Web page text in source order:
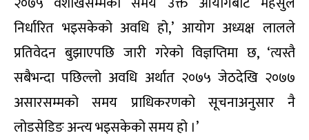
निर्धारित भइसकेको अवधि हो,’ आयोग अध्यक्ष लालले
प्रतिवेदन बुझाएपछि जारी गरेको विज्ञप्तिमा छ, ‘त्यस्तै
सबैभन्दा पछिल्लो अवधि अर्थात २०७५ जेठदेखि २०७७
असारसम्मको समय प्राधिकरणको सूचनाअनुसार नै
लोडसेडिङ अन्त्य भइसकेको समय हो ।’